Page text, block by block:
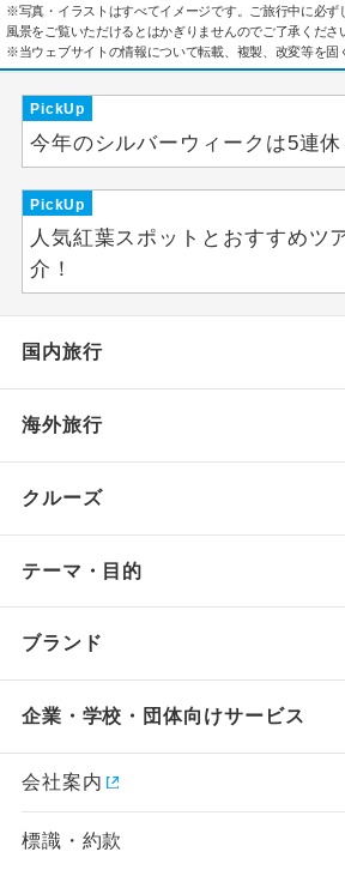
※写真・イラストはすべてイメージです。ご旅行中に必ず
風景をご覧いただけるとはかぎりませんのでご了承くださ
※当ウェブサイトの情報について転載、複製、改変等を固
PickUp
今年のシルバーウィークは5連休
PickUp
人気紅葉スポットとおすすめツ
介！
国内旅行
海外旅行
クルーズ
テーマ・目的
ブランド
企業・学校・団体向けサービス
会社案内
標識・約款